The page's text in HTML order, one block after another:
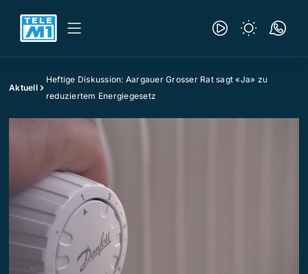
Aktuell
Heftige Diskussion: Aargauer Grosser Rat sagt «Ja» zu
reduziertem Energiegesetz